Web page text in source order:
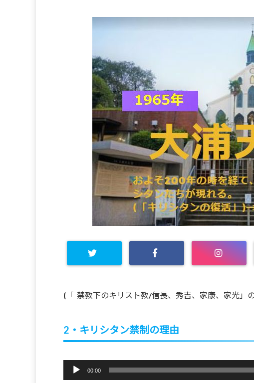
(「 禁教下のキリスト教/信長、秀吉、家康、家光」の
2・キリシタン禁制の理由
声
00:00